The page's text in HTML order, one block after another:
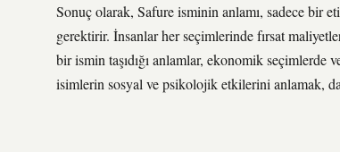
Sonuç olarak, Safure isminin anlamı, sadece bir
gerektirir. İnsanlar her seçimlerinde fırsat
bir ismin taşıdığı anlamlar, ekonomik seçimlerde
isimlerin sosyal ve psikolojik etkilerini anlamak,